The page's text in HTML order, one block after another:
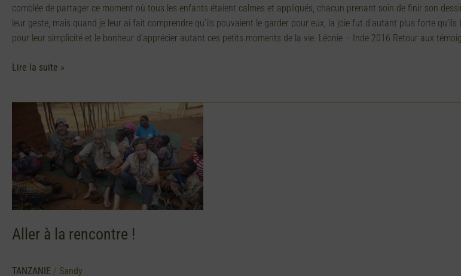
comblée de partager ce moment où tous les enfants étaient calmes et appliqués, chacun prenant soin de finir son
leur geste, mais quand je leur ai fait comprendre qu’ils pouvaient le garder pour eux, la joie fut d’autant plus forte
pour leur simplicité et le bonheur d’apprécier autant ces petits moments de la vie. Léonie – Inde 2016 Retour aux
Lire la suite »
Aller à la rencontre !
TANZANIE / Sandy
rencontre